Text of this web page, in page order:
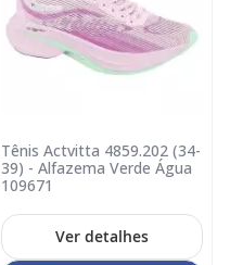
Tênis Actvitta 4859.202 (34-
39) - Alfazema Verde Água
109671
Ver detalhes